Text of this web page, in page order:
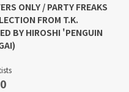
ONLY / PARTY FREAKS
FROM T.K.
BY HIROSHI 'PENGUIN